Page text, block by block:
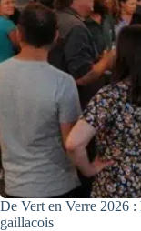
De Vert en Verre 2026 :
gaillacois